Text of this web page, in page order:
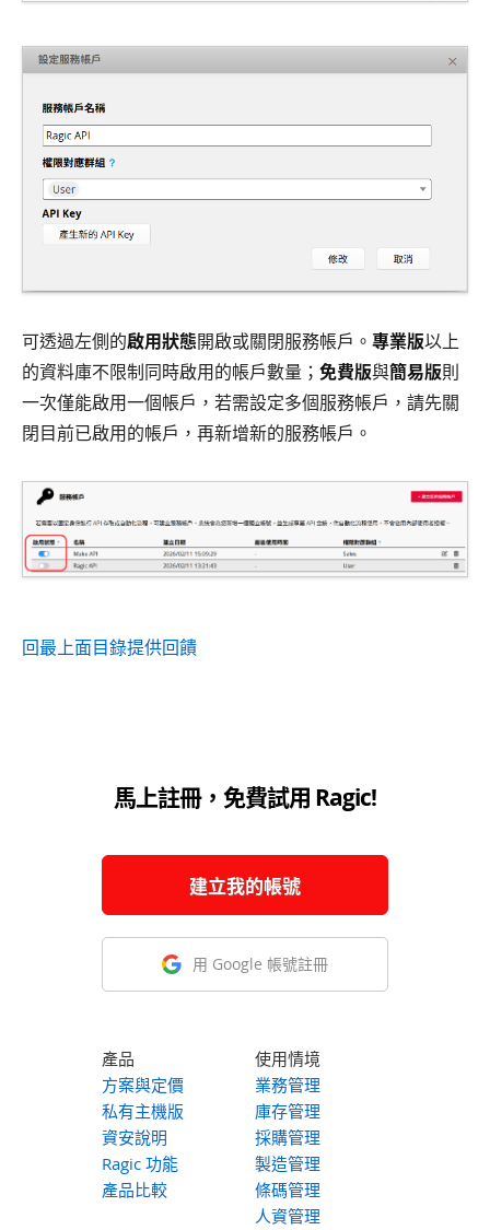
可透過左側的啟用狀態開啟或關閉服務帳戶。 專業版以上
的資料庫不限制同時啟用的帳戶數量； 免費版與簡易版則
一次僅能啟用一個帳戶，若需設定多個服務帳戶，請先關
閉目前已啟用的帳戶，再新增新的服務帳戶。
回最上面目錄提供回饋
馬上註冊，免費試用 Ragic!
建立我的帳號
用 Google 帳號註冊
產品
方案與定價
私有主機版
資安說明
Ragic 功能
產品比較
使用情境
業務管理
庫存管理
採購管理
製造管理
條碼管理
人資管理